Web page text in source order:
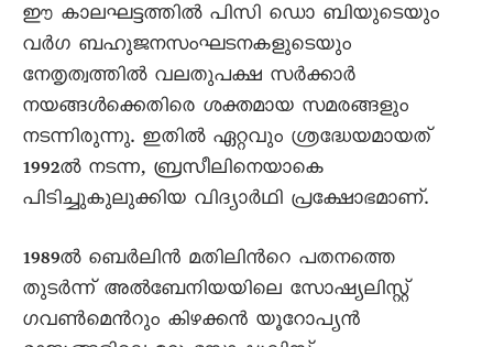
ഈ കാലഘട്ടത്തില്‍ പിസി ഡൊ ബിയുടെയും
വര്‍ഗ ബഹുജനസംഘടനകളുടെയും
നേതൃത്വത്തില്‍ വലതുപക്ഷ സര്‍ക്കാര്‍
നയങ്ങള്‍ക്കെതിരെ ശക്തമായ സമരങ്ങളും
നടന്നിരുന്നു. ഇതില്‍ ഏറ്റവും ശ്രദ്ധേയമായത്
1992ല്‍ നടന്ന, ബ്രസീലിനെയാകെ
പിടിച്ചുകുലുക്കിയ വിദ്യാര്‍ഥി പ്രക്ഷോഭമാണ്.
1989ല്‍ ബെര്‍ലിന്‍ മതിലിന്‍റെ പതനത്തെ
തുടര്‍ന്ന് അല്‍ബേനിയയിലെ സോഷ്യലിസ്റ്റ്
ഗവണ്‍മെന്‍റും കിഴക്കന്‍ യൂറോപ്യന്‍